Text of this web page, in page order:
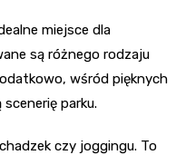
miejsce dla
są różnego rodzaju
wśród pięknych
parku.
czy joggingu. To